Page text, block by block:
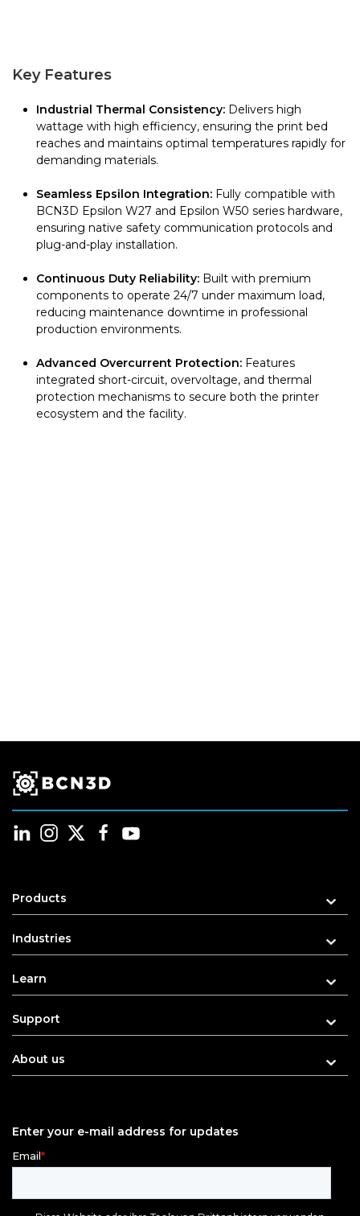
Key Features
Industrial Thermal Consistency: Delivers high
wattage with high efficiency, ensuring the print bed
reaches and maintains optimal temperatures rapidly for
demanding materials.
Seamless Epsilon Integration: Fully compatible with
BCN3D Epsilon W27 and Epsilon W50 series hardware,
ensuring native safety communication protocols and
plug-and-play installation.
Continuous Duty Reliability: Built with premium
components to operate 24/7 under maximum load,
reducing maintenance downtime in professional
production environments.
Advanced Overcurrent Protection: Features
integrated short-circuit, overvoltage, and thermal
protection mechanisms to secure both the printer
ecosystem and the facility.
Products
Industries
Learn
Support
About us
Enter your e-mail address for updates